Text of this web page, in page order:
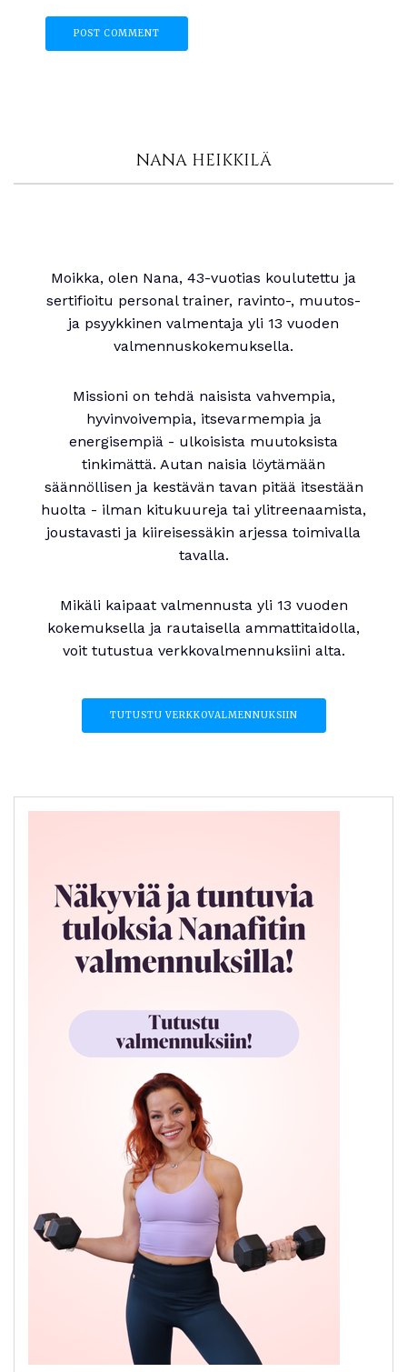
NANA HEIKKILÄ
Moikka, olen Nana, 43-vuotias koulutettu ja
sertifioitu personal trainer, ravinto-, muutos-
ja psyykkinen valmentaja yli 13 vuoden
valmennuskokemuksella.
Missioni on tehdä naisista vahvempia,
hyvinvoivempia, itsevarmempia ja
energisempiä - ulkoisista muutoksista
tinkimättä. Autan naisia löytämään
säännöllisen ja kestävän tavan pitää itsestään
huolta - ilman kitukuureja tai ylitreenaamista,
joustavasti ja kiireisessäkin arjessa toimivalla
tavalla.
Mikäli kaipaat valmennusta yli 13 vuoden
kokemuksella ja rautaisella ammattitaidolla,
voit tutustua verkkovalmennuksiini alta.
TUTUSTU VERKKOVALMENNUKSIIN